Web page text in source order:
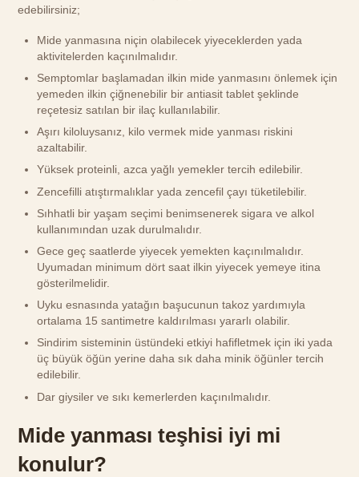
edebilirsiniz;
Mide yanmasına niçin olabilecek yiyeceklerden yada
aktivitelerden kaçınılmalıdır.
Semptomlar başlamadan ilkin mide yanmasını önlemek için
yemeden ilkin çiğnenebilir bir antiasit tablet şeklinde
reçetesiz satılan bir ilaç kullanılabilir.
Aşırı kiloluysanız, kilo vermek mide yanması riskini
azaltabilir.
Yüksek proteinli, azca yağlı yemekler tercih edilebilir.
Zencefilli atıştırmalıklar yada zencefil çayı tüketilebilir.
Sıhhatli bir yaşam seçimi benimsenerek sigara ve alkol
kullanımından uzak durulmalıdır.
Gece geç saatlerde yiyecek yemekten kaçınılmalıdır.
Uyumadan minimum dört saat ilkin yiyecek yemeye itina
gösterilmelidir.
Uyku esnasında yatağın başucunun takoz yardımıyla
ortalama 15 santimetre kaldırılması yararlı olabilir.
Sindirim sisteminin üstündeki etkiyi hafifletmek için iki yada
üç büyük öğün yerine daha sık daha minik öğünler tercih
edilebilir.
Dar giysiler ve sıkı kemerlerden kaçınılmalıdır.
Mide yanması teşhisi iyi mi
konulur?